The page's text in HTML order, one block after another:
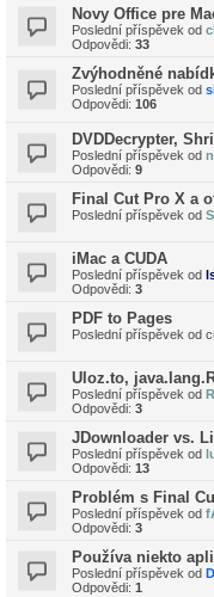
Novy Office pre
Poslední příspěvek od
Odpovědi: 33
Zvýhodněné
Poslední příspěvek od
Odpovědi: 106
DVDDecrypter,
Poslední příspěvek od
Odpovědi: 9
Final Cut Pro X a
Poslední příspěvek od
iMac a CUDA
Poslední příspěvek od
Odpovědi: 3
PDF to Pages
Poslední příspěvek od
Uloz.to,
Poslední příspěvek od
Odpovědi: 3
JDownloader vs.
Poslední příspěvek od
Odpovědi: 13
Problém s Final
Poslední příspěvek od
Odpovědi: 3
Používa niekto
Poslední příspěvek od
Odpovědi: 1